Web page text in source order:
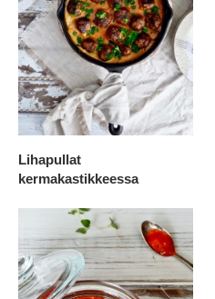
Lihapullat
kermakastikkeessa